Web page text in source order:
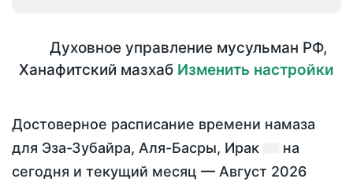
Духовное управление мусульман РФ,
Ханафитский мазхаб Изменить настройки
Достоверное расписание времени намаза
для Эза-Зубайра, Аля-Басры, Ирак
на
сегодня и текущий месяц — Август 2026